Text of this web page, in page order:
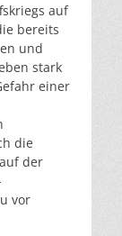
auf
bereits
und
stark
einer
die
der
vor